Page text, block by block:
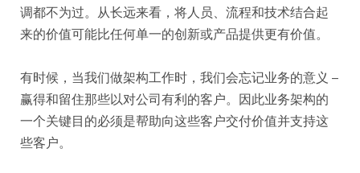
调都不为过。从长远来看，将人员、流程和技术结合起
来的价值可能比任何单一的创新或产品提供更有价值。
有时候，当我们做架构工作时，我们会忘记业务的意义 –
赢得和留住那些以对公司有利的客户。因此业务架构的
一个关键目的必须是帮助向这些客户交付价值并支持这
些客户。